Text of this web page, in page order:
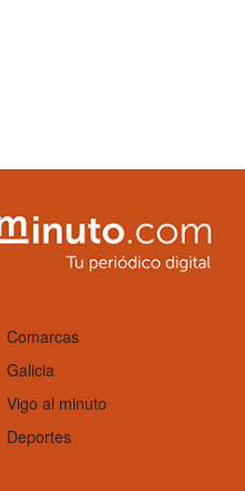
Comarcas
Galicia
Vigo al minuto
Deportes